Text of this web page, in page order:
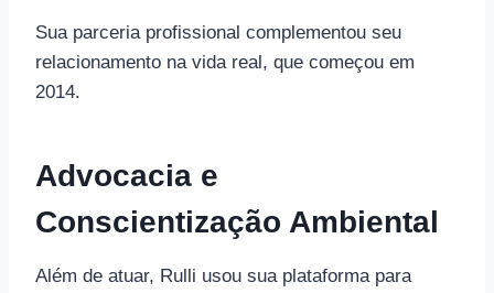
Sua parceria profissional complementou seu
relacionamento na vida real, que começou em
2014.
Advocacia e
Conscientização Ambiental
Além de atuar, Rulli usou sua plataforma para